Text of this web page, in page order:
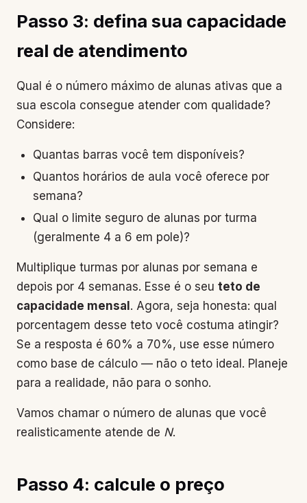
Passo 3: defina sua capacidade
real de atendimento
Qual é o número máximo de alunas ativas que a
sua escola consegue atender com qualidade?
Considere:
Quantas barras você tem disponíveis?
Quantos horários de aula você oferece por
semana?
Qual o limite seguro de alunas por turma
(geralmente 4 a 6 em pole)?
Multiplique turmas por alunas por semana e
depois por 4 semanas. Esse é o seu teto de
capacidade mensal . Agora, seja honesta: qual
porcentagem desse teto você costuma atingir?
Se a resposta é 60% a 70%, use esse número
como base de cálculo — não o teto ideal. Planeje
para a realidade, não para o sonho.
Vamos chamar o número de alunas que você
realisticamente atende de N.
Passo 4: calcule o preço